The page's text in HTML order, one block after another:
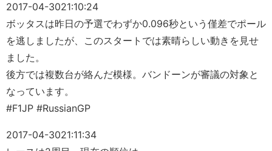
2017-04-3021:10:24
ボッタスは昨日の予選でわずか0.096秒という僅差でポール
を逃しましたが、このスタートでは素晴らしい動きを見せ
ました。
後方では複数台が絡んだ模様。バンドーンが審議の対象と
なっています。
#F1JP #RussianGP
2017-04-3021:11:34